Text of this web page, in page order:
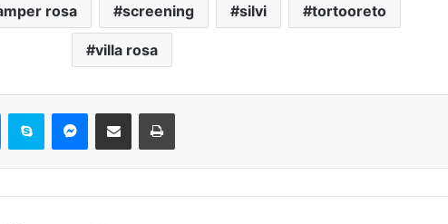
rosa screening silvi tortooreto
villa rosa